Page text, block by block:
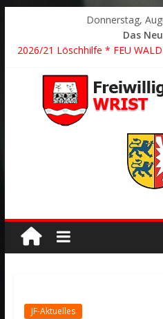
Donnerstag,
Das
2026/21 Löschhilfe * FEU
2026/24 * TH G Y * PKW
2026/23 TH K Y * Person in
2026/22 TH Y * VU * 1 Person
Der schönste Einsatz des Jahres
JF-Aktuelles